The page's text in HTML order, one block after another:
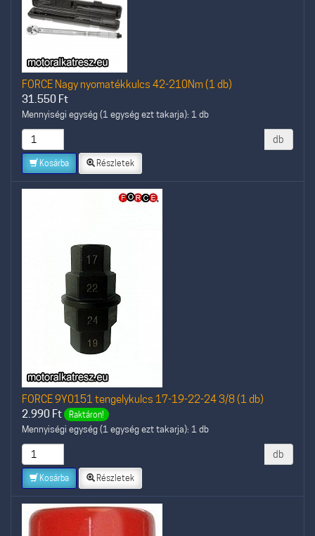
FORCE Nagy nyomatékkulcs 42-210Nm (1 db)
31.550 Ft
Mennyiségi egység (1 egység ezt takarja): 1 db
db
Kosárba Részletek
FORCE 9Y0151 tengelykulcs 17-19-22-24 3/8 (1 db)
2.990 Ft Raktáron!
Mennyiségi egység (1 egység ezt takarja): 1 db
db
Kosárba Részletek